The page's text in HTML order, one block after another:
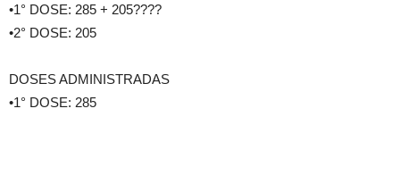
•1° DOSE: 285 + 205????
•2° DOSE: 205
DOSES ADMINISTRADAS
•1° DOSE: 285